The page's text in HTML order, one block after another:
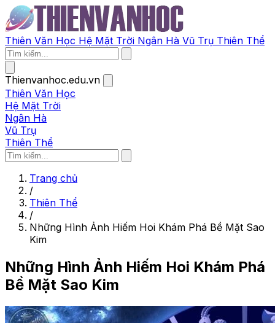
Thiên Văn Học Hệ Mặt Trời Ngân Hà Vũ Trụ Thiên Thể
Thienvanhoc.edu.vn
Thiên Văn Học
Hệ Mặt Trời
Ngân Hà
Vũ Trụ
Thiên Thể
Trang chủ
/
Thiên Thể
/
Những Hình Ảnh Hiếm Hoi Khám Phá Bề Mặt Sao
Kim
Những Hình Ảnh Hiếm Hoi Khám Phá
Bề Mặt Sao Kim